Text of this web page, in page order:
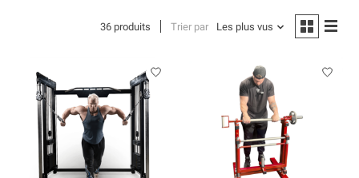
36 produits Trier par Les plus vus